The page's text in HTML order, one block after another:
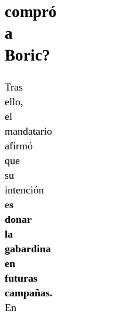
compró
a
Boric?
Tras
ello,
el
mandatario
afirmó
que
su
intención
es
donar
la
gabardina
en
futuras
campañas.
En